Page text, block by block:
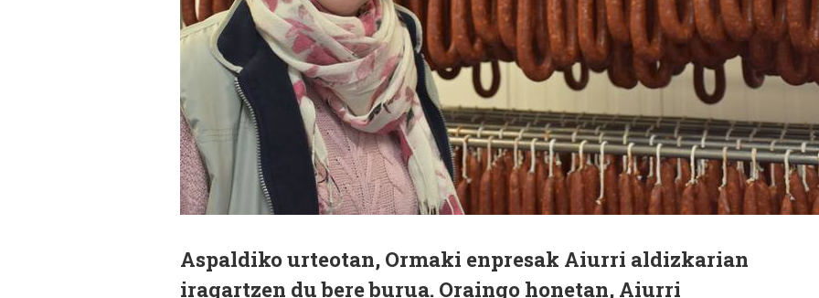
Aspaldiko urteotan, Ormaki enpresak Aiurri aldizkarian
iragartzen du bere burua. Oraingo honetan, Aiurri